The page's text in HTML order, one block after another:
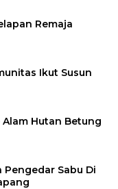
Remaja
Ikut Susun
Hutan Betung
Sabu Di